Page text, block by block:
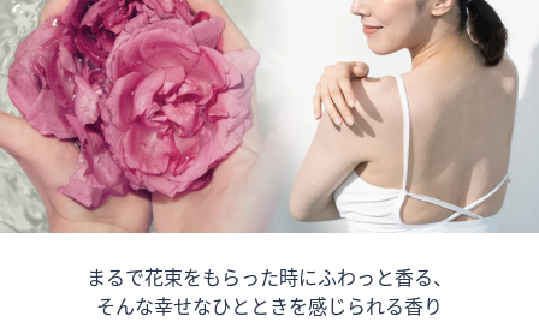
まるで花束をもらった時にふわっと香る、
そんな幸せなひとときを感じられる香り